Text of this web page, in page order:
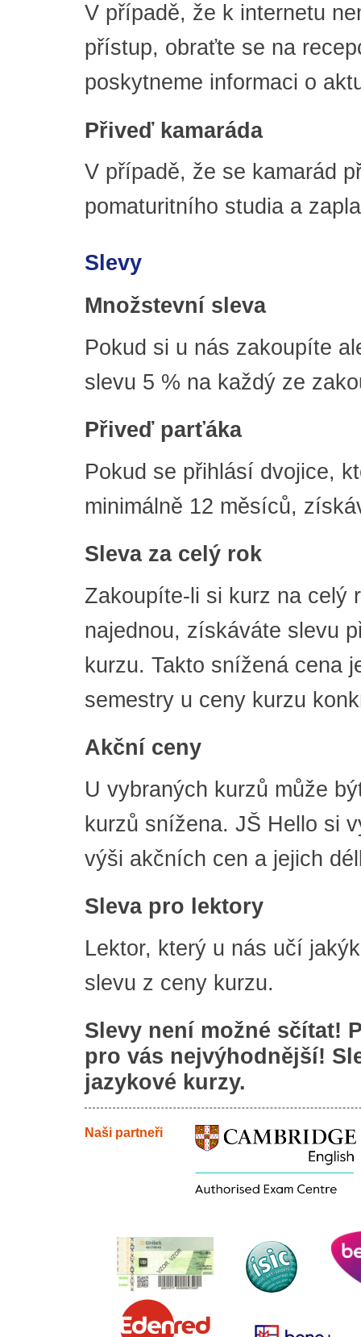
V případě, že k internetu
přístup, obraťte se na
poskytneme informaci o
Přiveď kamaráda
V případě, že se kamarád
pomaturitního studia a
Slevy
Množstevní sleva
Pokud si u nás zakoupíte
slevu 5 % na každý ze
Přiveď parťáka
Pokud se přihlásí dvojice,
minimálně 12 měsíců,
Sleva za celý rok
Zakoupíte-li si kurz na celý
najednou, získáváte slevu
kurzu. Takto snížená cena
semestry u ceny kurzu
Akční ceny
U vybraných kurzů může
kurzů snížena. JŠ Hello si
výši akčních cen a jejich
Sleva pro lektory
Lektor, který u nás učí
slevu z ceny kurzu.
Slevy není možné sčítat!
pro vás nejvýhodnější!
jazykové kurzy.
Naši partneři